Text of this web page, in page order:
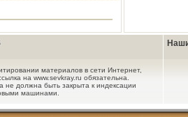
материалов в сети Интернет,
на www.sevkray.ru обязательна.
не должна быть закрыта к индексации
машинами.